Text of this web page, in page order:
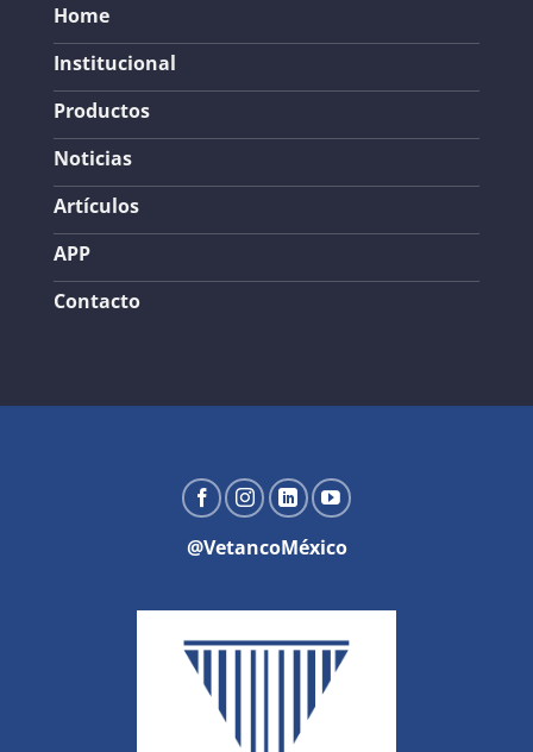
Home
Institucional
Productos
Noticias
Artículos
APP
Contacto
@VetancoMéxico